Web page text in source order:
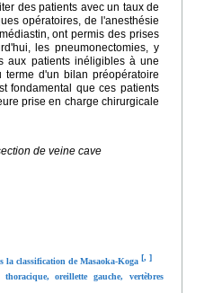
des patients avec un taux de
opératoires, de l'anesthésie
ont permis des prises
les pneumonectomies, y
aux patients inéligibles à une
d'un bilan préopératoire
fondamental que ces patients
prise en charge chirurgicale
de veine cave
la classification de Masaoka-Koga [, ]
oreillette gauche, vertèbres